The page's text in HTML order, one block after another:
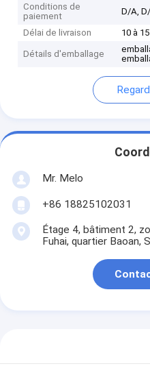
Conditions de
paiement
D/A,
Délai de livraison 10 à
Détails d'emballage
Mr. Melo
+86 18825102031
Étage 4, bâtiment 2,
Fuhai, quartier Baoan,